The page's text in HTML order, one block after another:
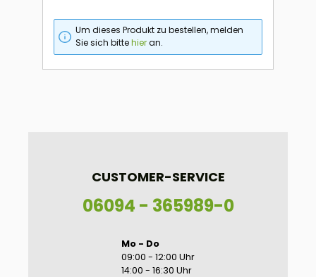
CUSTOMER-SERVICE
06094 - 365989-0
Mo - Do
09:00 - 12:00 Uhr
14:00 - 16:30 Uhr
Um dieses Produkt zu bestellen, melden
Sie sich bittehieran.